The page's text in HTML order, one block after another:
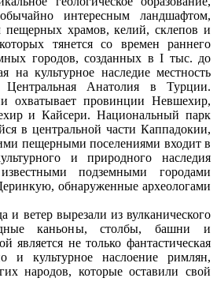
интересным ландшафтом,
пещерных храмов, келий, склепов и
тянется со времен раннего
городов, созданных в I тыс. до
на культурное наследие местность
Центральная Анатолия в Турции.
охватывает провинции Невшехир,
и Кайсери. Национальный парк
в центральной части Каппадокии,
пещерными поселениями входит в
и природного наследия
подземными городами
обнаруженные археологами
и ветер вырезали из вулканического
каньоны, столбы, башни и
является не только фантастическая
и культурное наслоение римлян,
народов, которые оставили свой